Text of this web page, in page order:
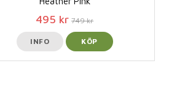
495 kr 749 kr
INFO KÖP